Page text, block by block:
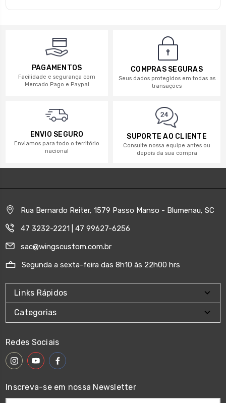
PAGAMENTOS
Facilidade e segurança com
Mercado Pago e Paypal
COMPRAS SEGURAS
Seus dados protegidos em todas as
transações
ENVIO SEGURO
Enviamos para todo o território
nacional
SUPORTE AO CLIENTE
Consulte nossa equipe antes ou
depois da sua compra
Rua Bernardo Reiter, 1579 Passo Manso - Blumenau, SC
47 3232-2221 | 47 99627-6256
sac@wingscustom.com.br
Segunda a sexta-feira das 8h10 às 22h00 hrs
Links Rápidos
Categorias
Redes Sociais
Inscreva-se em nossa Newsletter